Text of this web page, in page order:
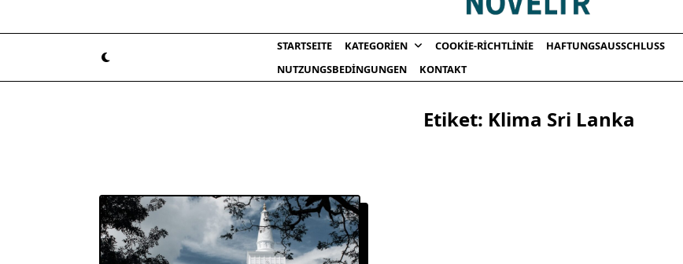
STARTSEITE KATEGORIEN COOKIE-RICHTLINIE
HAFTUNGSAUSSCHLUSS
NUTZUNGSBEDINGUNGEN
KONTAKT
Etiket: Klima Sri Lanka